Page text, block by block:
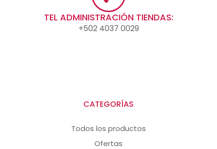
TEL ADMINISTRACIÓN TIENDAS:
+502 4037 0029
CATEGORÍAS
Todos los productos
Ofertas